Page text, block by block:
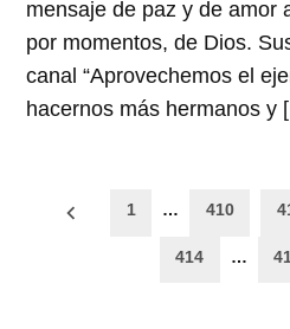
mensaje de paz y de amor
por momentos, de Dios.
canal “Aprovechemos el
hacernos más hermanos y
Paginación
1 … 410
414 …